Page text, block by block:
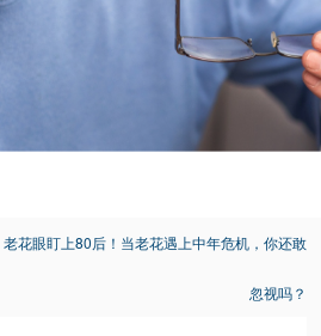
老花眼盯上80后！当老花遇上中年危机，你还敢
忽视吗？